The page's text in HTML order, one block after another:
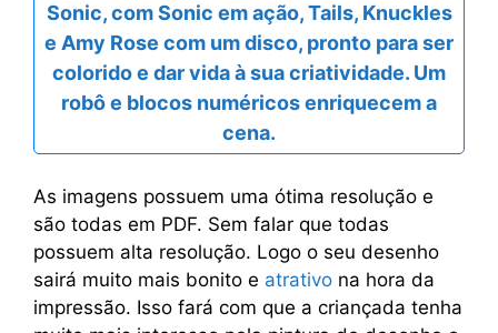
Sonic, com Sonic em ação, Tails, Knuckles
e Amy Rose com um disco, pronto para ser
colorido e dar vida à sua criatividade. Um
robô e blocos numéricos enriquecem a
cena.
As imagens possuem uma ótima resolução e
são todas em PDF. Sem falar que todas
possuem alta resolução. Logo o seu desenho
sairá muito mais bonito e atrativo na hora da
impressão. Isso fará com que a criançada tenha